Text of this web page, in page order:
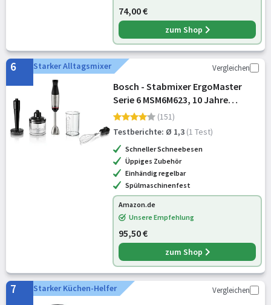
74,00 €
zum Shop
6 Starker Alltagsmixer Vergleichen
Bosch - Stabmixer ErgoMaster
Serie 6 MSM6M623, 10 Jahre
Motorgarantie, Edelstahl-Klingen,
verschleißfreie Keramik-Kupplung,
Luftkühlung, Zerkleinerer, Kartoff
(151)
Testberichte: Ø 1,3 (1 Test)
Schneller Schneebesen
Üppiges Zubehör
Einhändig regelbar
Spülmaschinenfest
Amazon.de
Unsere Empfehlung
95,50 €
zum Shop
7 Starker Küchen-Helfer Vergleichen